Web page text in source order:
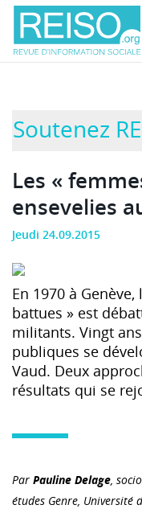
Soutenez
Les «
ensevelies
Jeudi 24.09.2015
En 1970 à
battues » est
militants. Vingt
publiques se
Vaud. Deux
résultats qui se
Par Pauline Delage,
études Genre, Université